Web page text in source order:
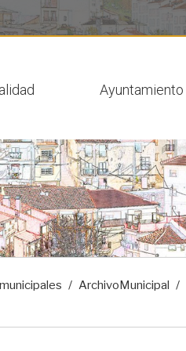
Ayuntamiento
ArchivoMunicipal